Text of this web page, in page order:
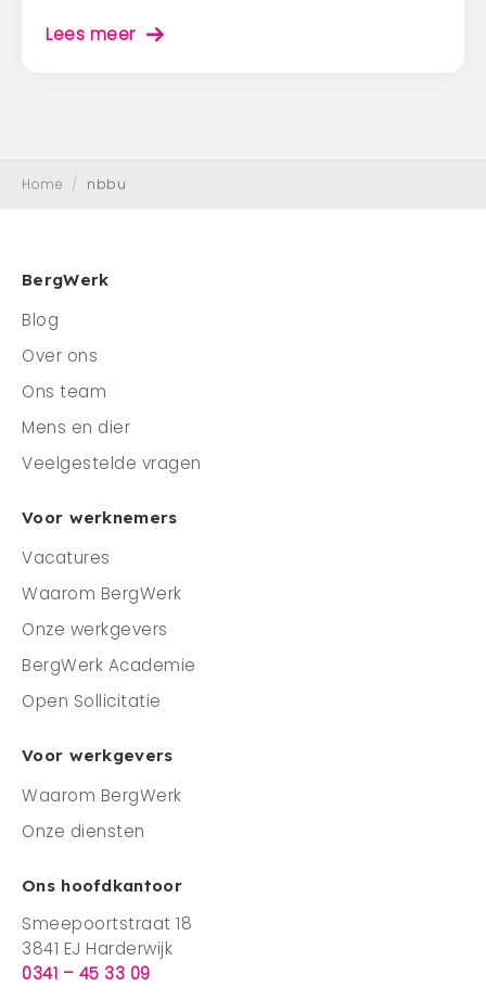
Lees meer
Home / nbbu
BergWerk
Blog
Over ons
Ons team
Mens en dier
Veelgestelde vragen
Voor werknemers
Vacatures
Waarom BergWerk
Onze werkgevers
BergWerk Academie
Open Sollicitatie
Voor werkgevers
Waarom BergWerk
Onze diensten
Ons hoofdkantoor
Smeepoortstraat 18
3841 EJ Harderwijk
0341 – 45 33 09